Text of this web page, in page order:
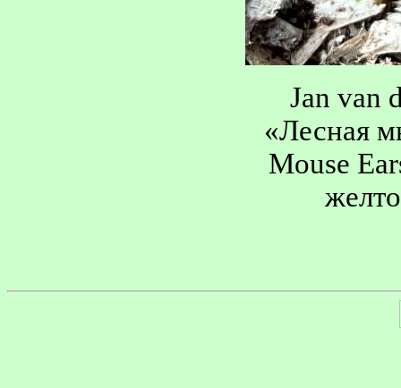
Jan van
«Лесная
Mouse